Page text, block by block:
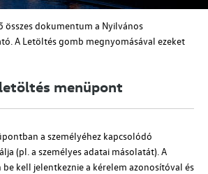
dokumentum a Nyilvános
A Letöltés gomb megnyomásával ezeket
menüpont
a személyéhez kapcsolódó
(pl. a személyes adatai másolatát). A
be kell jelentkeznie a kérelem azonosítóval és